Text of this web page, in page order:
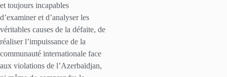
et toujours incapables
d’examiner et d’analyser les
véritables causes de la défaite, de
réaliser l’impuissance de la
communauté internationale face
aux violations de l’Azerbaïdjan,